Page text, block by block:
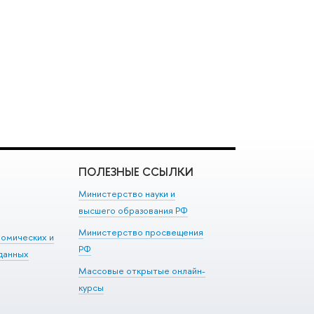
и
ПОЛЕЗНЫЕ ССЫЛКИ
Министерство науки и
высшего образования РФ
Министерство просвещения
РФ
Массовые открытые онлайн-
курсы